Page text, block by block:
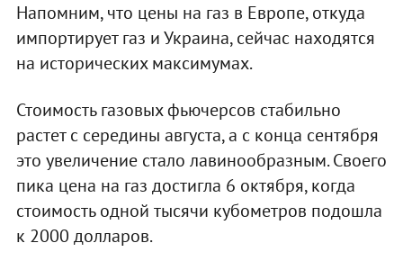
Напомним, что цены на газ в Европе, откуда
импортирует газ и Украина, сейчас находятся
на исторических максимумах.
Стоимость газовых фьючерсов стабильно
растет с середины августа, а с конца сентября
это увеличение стало лавинообразным. Своего
пика цена на газ достигла 6 октября, когда
стоимость одной тысячи кубометров подошла
к 2000 долларов.